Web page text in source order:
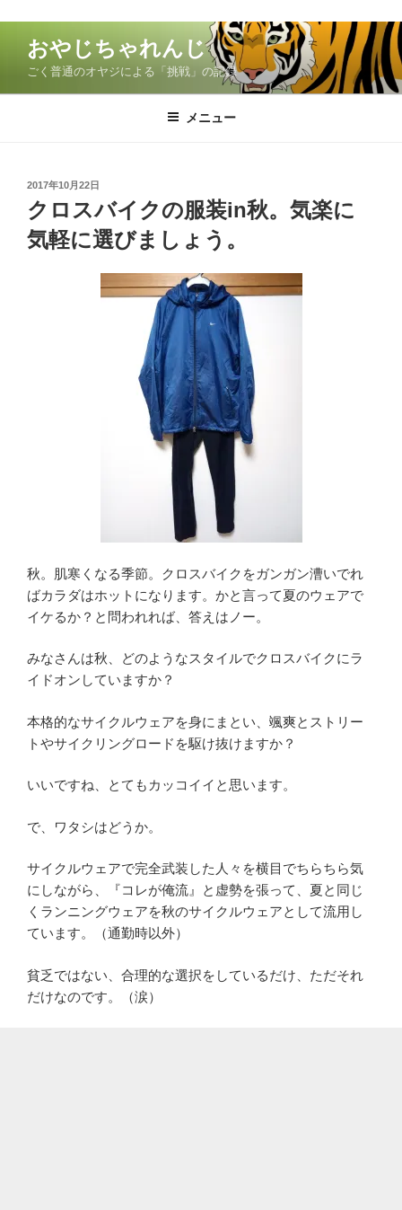
ン
おやじちゃれんじ
ごく普通のオヤジによる「挑戦」の記録
メニュー
投
日:
2017年10月22日
クロスバイクの服装in秋。気楽に
気軽に選びましょう。
秋。肌寒くなる季節。クロスバイクをガンガン漕いでれ
ばカラダはホットになります。かと言って夏のウェアで
イケるか？と問われれば、答えはノー。
みなさんは秋、どのようなスタイルでクロスバイクにラ
イドオンしていますか？
本格的なサイクルウェアを身にまとい、颯爽とストリー
トやサイクリングロードを駆け抜けますか？
いいですね、とてもカッコイイと思います。
で、ワタシはどうか。
サイクルウェアで完全武装した人々を横目でちらちら気
にしながら、『コレが俺流』と虚勢を張って、夏と同じ
くランニングウェアを秋のサイクルウェアとして流用し
ています。（通勤時以外）
貧乏ではない、合理的な選択をしているだけ、ただそれ
だけなのです。（涙）